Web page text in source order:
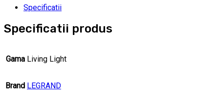
Specificatii
Specificatii produs
Gama Living Light
Brand LEGRAND